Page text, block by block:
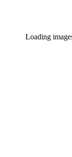
Loading